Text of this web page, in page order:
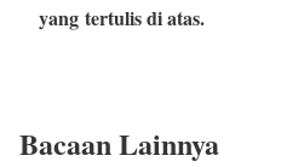
yang tertulis di atas.
Bacaan Lainnya